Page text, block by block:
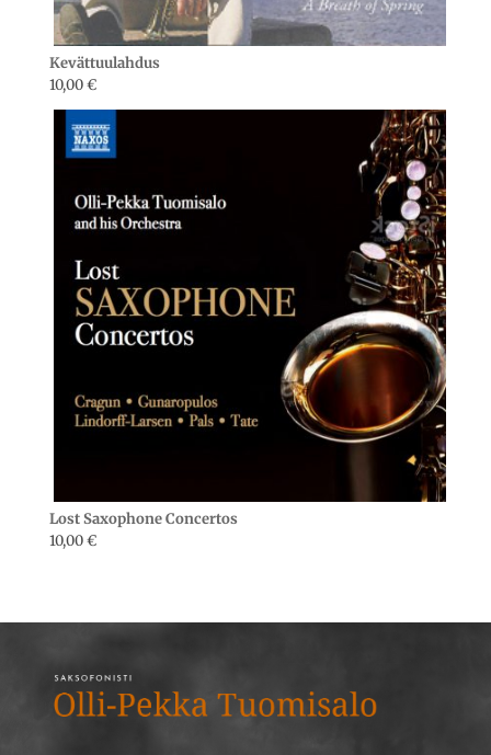
Kevättuulahdus
10,00€
Lost Saxophone Concertos
10,00€